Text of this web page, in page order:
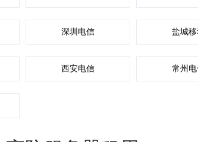
深圳电信 盐城移
西安电信 常州